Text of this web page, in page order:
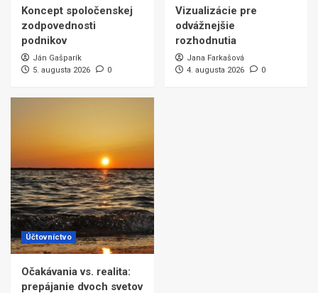
Koncept spoločenskej
zodpovednosti
podnikov
Ján Gašparík
5. augusta 2026
0
Vizualizácie pre
odvážnejšie
rozhodnutia
Jana Farkašová
4. augusta 2026
0
Účtovníctvo
Očakávania vs. realita:
prepájanie dvoch svetov